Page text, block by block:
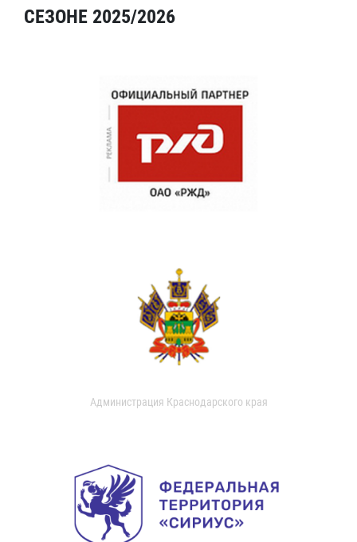
СЕЗОНЕ 2025/2026
Администрация Краснодарского края